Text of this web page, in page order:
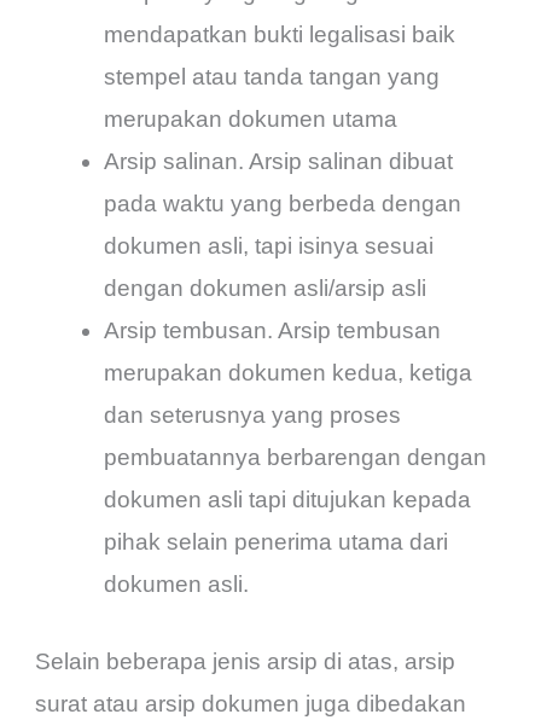
mendapatkan bukti legalisasi baik
stempel atau tanda tangan yang
merupakan dokumen utama
Arsip salinan. Arsip salinan dibuat
pada waktu yang berbeda dengan
dokumen asli, tapi isinya sesuai
dengan dokumen asli/arsip asli
Arsip tembusan. Arsip tembusan
merupakan dokumen kedua, ketiga
dan seterusnya yang proses
pembuatannya berbarengan dengan
dokumen asli tapi ditujukan kepada
pihak selain penerima utama dari
dokumen asli.
Selain beberapa jenis arsip di atas, arsip
surat atau arsip dokumen juga dibedakan